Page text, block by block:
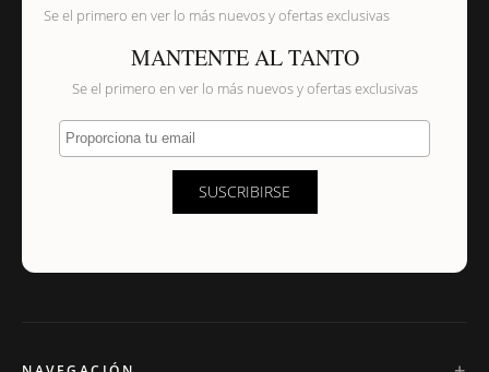
Se el primero en ver lo más nuevos y ofertas exclusivas
MANTENTE AL TANTO
Se el primero en ver lo más nuevos y ofertas exclusivas
Proporciona tu email
SUSCRIBIRSE